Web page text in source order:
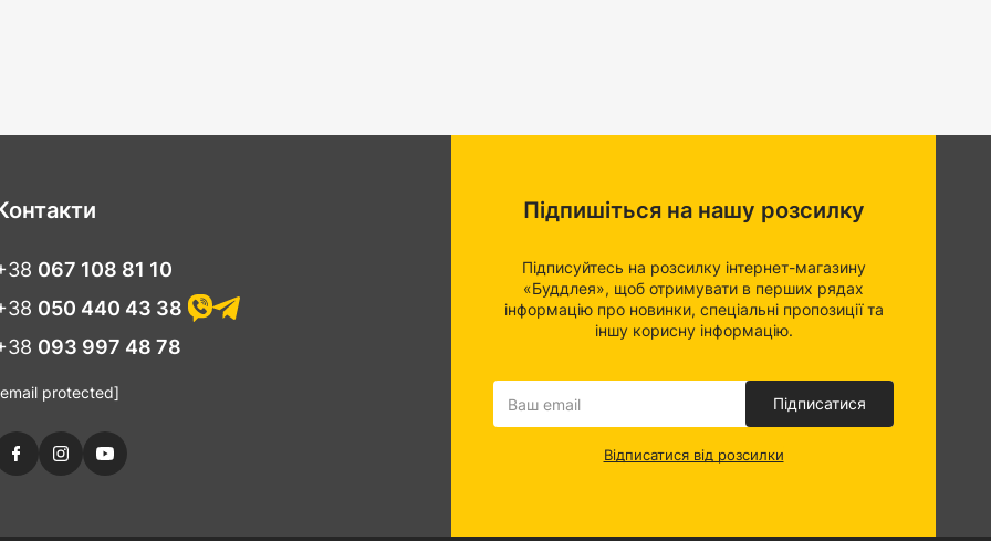
зробили відео-інструкцію з підбору кришок.
067 108 81 10
050 440 43 38
093 997 48 78
protected]
Підпишіться на нашу розсилку
Підписуйтесь на розсилку інтернет-магазину
«Буддлея», щоб отримувати в перших рядах
інформацію про новинки, спеціальні пропозиції та
іншу корисну інформацію.
Підписатися
Відписатися від розсилки